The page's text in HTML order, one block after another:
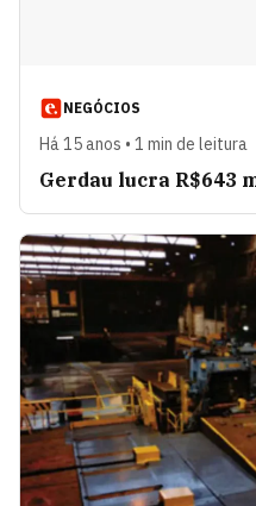
NEGÓCIOS
Há 15 anos • 1 min de leitura
Gerdau lucra R$643